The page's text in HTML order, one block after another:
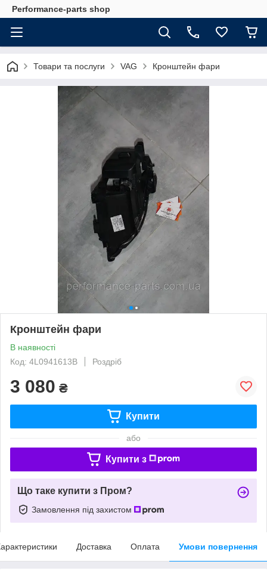
Performance-parts shop
Товари та послуги VAG Кронштейн фари
Кронштейн фари
В наявності
Код: 4L0941613B
Роздріб
3 080 ₴
Купити
або
Купити з
Що таке купити з Пром?
Замовлення під захистом
Доставка Оплата Умови повернення